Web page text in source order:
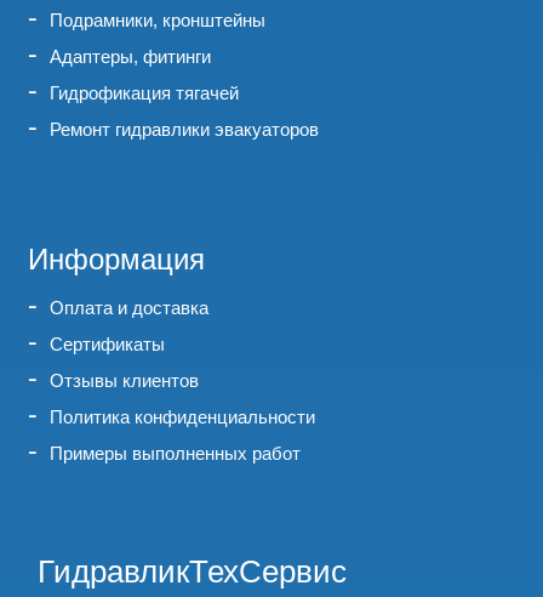
Подрамники, кронштейны
Адаптеры, фитинги
Гидрофикация тягачей
Ремонт гидравлики эвакуаторов
Информация
Оплата и доставка
Сертификаты
Отзывы клиентов
Политика конфиденциальности
Примеры выполненных работ
ГидравликТехСервис